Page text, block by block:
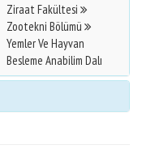
Ziraat Fakültesi
Zootekni Bölümü
Yemler Ve Hayvan
Besleme Anabilim Dalı